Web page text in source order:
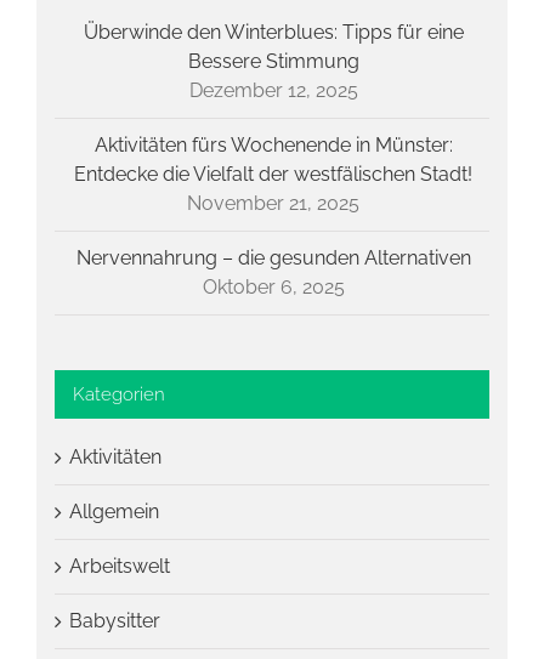
Überwinde den Winterblues: Tipps für eine
Bessere Stimmung
Dezember 12, 2025
Aktivitäten fürs Wochenende in Münster:
Entdecke die Vielfalt der westfälischen Stadt!
November 21, 2025
Nervennahrung – die gesunden Alternativen
Oktober 6, 2025
Kategorien
Aktivitäten
Allgemein
Arbeitswelt
Babysitter